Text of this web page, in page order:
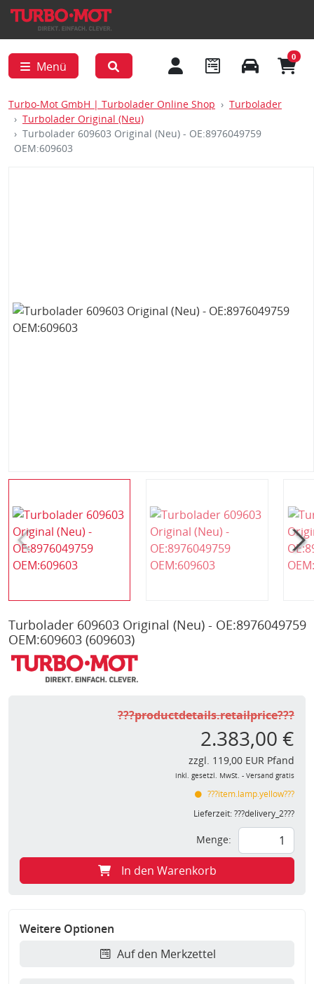
Menü
0
Turbo-Mot GmbH | Turbolader Online Shop
Turbolader
Turbolader Original (Neu)
Turbolader 609603 Original (Neu) - OE:8976049759
OEM:609603
Turbolader 609603 Original (Neu) - OE:8976049759
OEM:609603 (609603)
???productdetails.retailprice???
2.383,00 €
zzgl. 119,00 EUR Pfand
inkl. gesetzl. MwSt. - Versand gratis
???item.lamp.yellow???
Lieferzeit:???delivery_2???
Menge:
In den Warenkorb
Weitere Optionen
Auf den Merkzettel